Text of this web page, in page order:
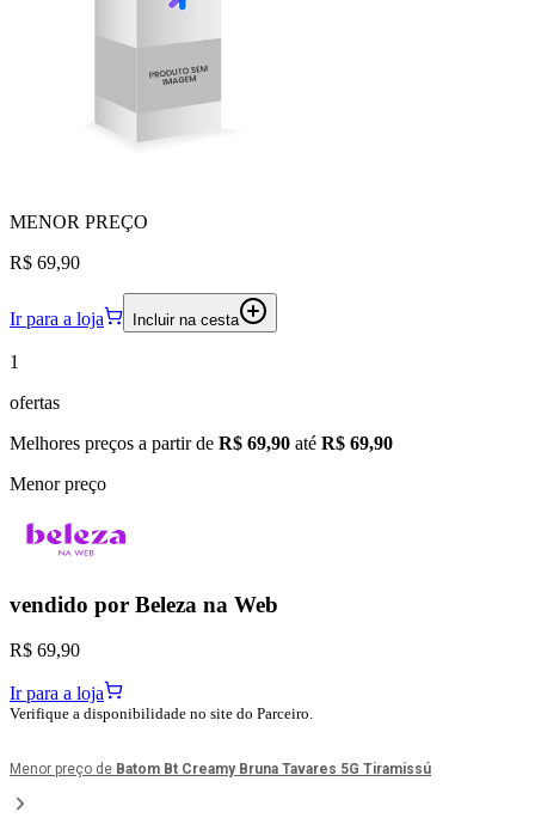
MENOR PREÇO
R$ 69,90
Ir para a loja Incluir na cesta
1
ofertas
Melhores preços a partir de R$ 69,90 até R$ 69,90
Menor preço
vendido por Beleza na Web
R$ 69,90
Ir para a loja
Verifique a disponibilidade no site do Parceiro.
Menor preço de Batom Bt Creamy Bruna Tavares 5G Tiramissú